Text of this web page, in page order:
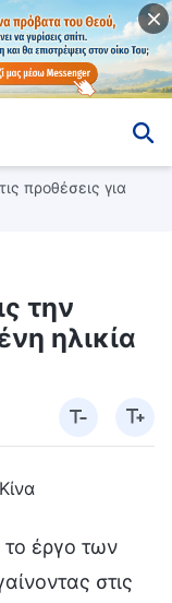
προθέσεις για
την
ηλικία
έργο των
στις